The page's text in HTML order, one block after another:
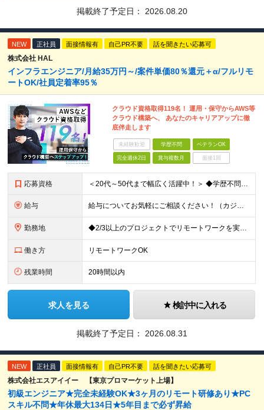
掲載終了予定日： 2026.08.20
NEW 正社員 面接情報有 自己PR不要 話を聞きたい応募可
株式会社 HAL
インフラエンジニア/月給35万円～/案件単価80％還元＋α/フルリモ
ートOK/社員定着率95％
クラウド資格取得119名！ 運用・保守からAWS等
クラウド構築へ、 あなたのキャリアアップに徹
底伴走します
未経験歓迎 学歴不問 ベテランOK
完全週休2日 賞与複数月 面接1回
応募資格 ＜20代～50代まで幅広く活躍中！＞ ◆学歴不問 ◆何らかのインフラ関連の実務経験 ★経験年数不問/運用監視レベルも歓迎 ＜こんな方は大歓迎！＞ ◎今の収入に不満がある ◎もっと上流の案件で活躍した
給与 給与についてお気軽にご相談ください！（カジュアル面談可能） 月給35万円～＋各種手当＋賞与2回 ※固定残業代は、時間外労働の有無に関わらず40時間分を87,500円～支給 ※超過分は別途支給 ※試用
勤務地 ◆2/3以上のプロジェクトでリモートワークを実施中！ ≪自社拠点≫ ・東京本社／東京都千代田区丸の内二丁目6番1号 丸の内パークビルディング6階 ・関西支社／⼤阪府⼤阪市中央区安⼟町2-3-13 ⼤
働き方 リモートワークOK
残業時間 20時間以内
求人を見る 検討中に入れる
掲載終了予定日： 2026.08.31
NEW 正社員 面接情報有 自己PR不要 話を聞きたい応募可
株式会社エスアイイー 【東京プロマーケット上場】
初級エンジニア★完全未経験OK★3ヶ月のリモート研修あり★PC
スキル不問★年休最大134日★5年目まで必ず昇給